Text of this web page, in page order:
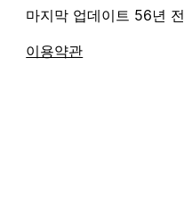
마지막 업데이트 56년 전
이용약관